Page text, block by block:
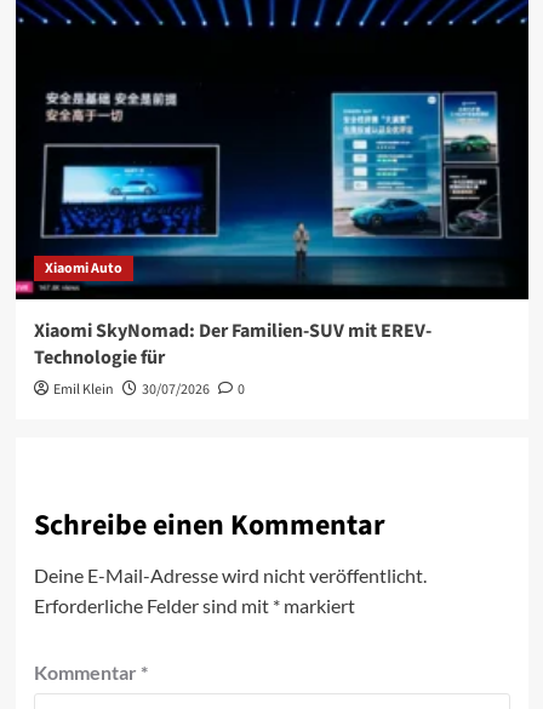
Xiaomi Auto
Xiaomi SkyNomad: Der Familien-SUV mit EREV-
Technologie für
Emil Klein 30/07/2026 0
Schreibe einen Kommentar
Deine E-Mail-Adresse wird nicht veröffentlicht.
Erforderliche Felder sind mit *markiert
Kommentar *